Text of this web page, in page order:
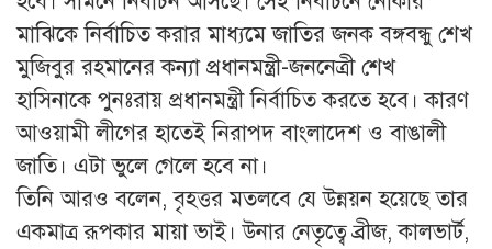
মাঝিকে নির্বাচিত করার মাধ্যমে জাতির জনক বঙ্গবন্ধু শেখ
মুজিবুর রহমানের কন্যা প্রধানমন্ত্রী-জননেত্রী শেখ
হাসিনাকে পুনঃরায় প্রধানমন্ত্রী নির্বাচিত করতে হবে। কারণ
আওয়ামী লীগের হাতেই নিরাপদ বাংলাদেশ ও বাঙালী
জাতি। এটা ভুলে গেলে হবে না।
তিনি আরও বলেন, বৃহত্তর মতলবে যে উন্নয়ন হয়েছে তার
একমাত্র রূপকার মায়া ভাই। উনার নেতৃত্বে ব্রীজ, কালভার্ট,